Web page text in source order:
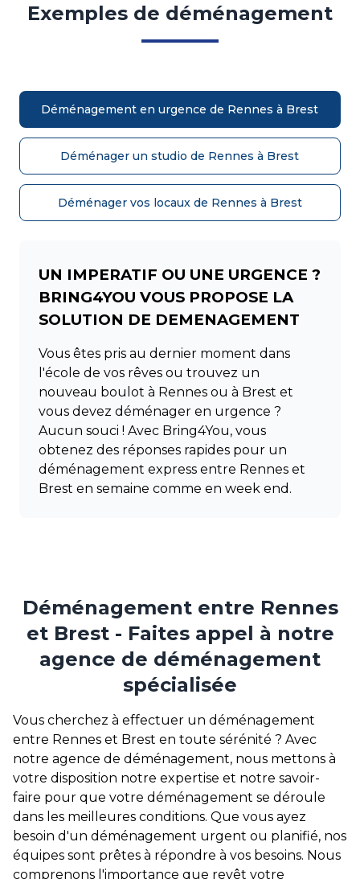
Exemples de déménagement
Déménagement en urgence de Rennes à Brest
Déménager un studio de Rennes à Brest
Déménager vos locaux de Rennes à Brest
UN IMPERATIF OU UNE URGENCE ?
BRING4YOU VOUS PROPOSE LA
SOLUTION DE DEMENAGEMENT
Vous êtes pris au dernier moment dans
l'école de vos rêves ou trouvez un
nouveau boulot à Rennes ou à Brest et
vous devez déménager en urgence ?
Aucun souci ! Avec Bring4You, vous
obtenez des réponses rapides pour un
déménagement express entre Rennes et
Brest en semaine comme en week end.
Déménagement entre Rennes
et Brest - Faites appel à notre
agence de déménagement
spécialisée
Vous cherchez à effectuer un déménagement
entre Rennes et Brest en toute sérénité ? Avec
notre agence de déménagement, nous mettons à
votre disposition notre expertise et notre savoir-
faire pour que votre déménagement se déroule
dans les meilleures conditions. Que vous ayez
besoin d'un déménagement urgent ou planifié, nos
équipes sont prêtes à répondre à vos besoins. Nous
comprenons l'importance que revêt votre